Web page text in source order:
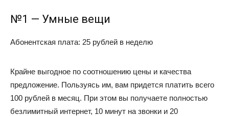
№1 — Умные вещи
Абонентская плата: 25 рублей в неделю
Крайне выгодное по соотношению цены и качества
предложение. Пользуясь им, вам придется платить всего
100 рублей в месяц. При этом вы получаете полностью
безлимитный интернет, 10 минут на звонки и 20